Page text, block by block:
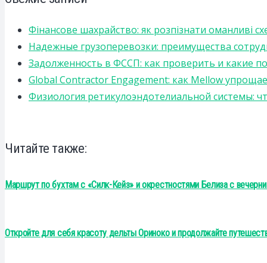
Фінансове шахрайство: як розпізнати оманливі
Надежные грузоперевозки: преимущества
Задолженность в ФССП: как проверить и какие
Global Contractor Engagement: как Mellow
Физиология ретикулоэндотелиальной системы:
Читайте также:
Маршрут по бухтам с «Силк-Кейз» и окрестностями Белиза с
Откройте для себя красоту дельты Ориноко и продолжайте